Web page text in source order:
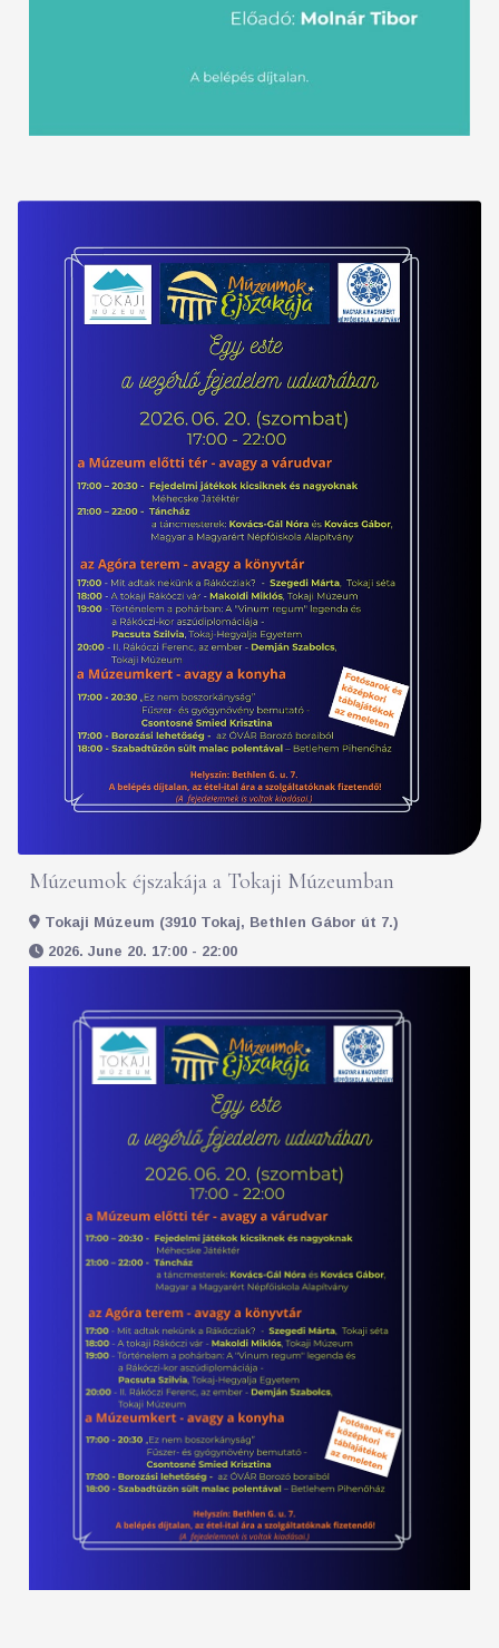
Múzeumok éjszakája a Tokaji Múzeumban
Tokaji Múzeum (3910 Tokaj, Bethlen Gábor út 7.)
2026. June 20. 17:00 - 22:00